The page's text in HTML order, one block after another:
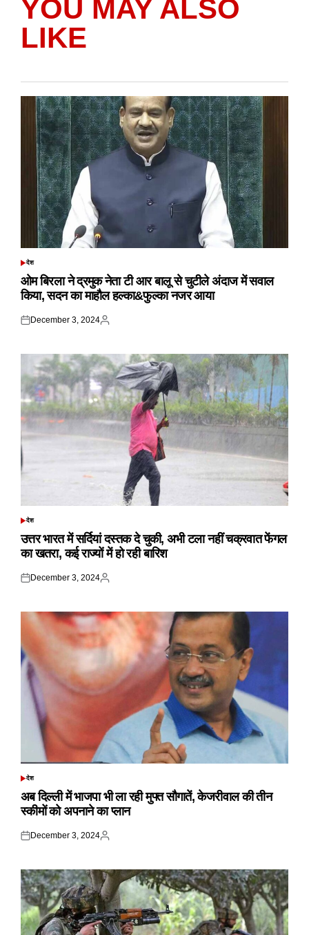
YOU MAY ALSO
LIKE
POSTED
देश
ओम बिरला ने द्रमुक नेता टी आर बालू से चुटीले अंदाज में सवाल
किया, सदन का माहौल हल्का&फुल्का नजर आया
Posted
December 3, 2024
Posted
POSTED
देश
उत्तर भारत में सर्दियां दस्तक दे चुकी, अभी टला नहीं चक्रवात फेंगल
का खतरा, कई राज्यों में हो रही बारिश
Posted
December 3, 2024
Posted
POSTED
देश
अब दिल्ली में भाजपा भी ला रही मुफ्त सौगातें, केजरीवाल की तीन
स्कीमों को अपनाने का प्लान
Posted
December 3, 2024
Posted